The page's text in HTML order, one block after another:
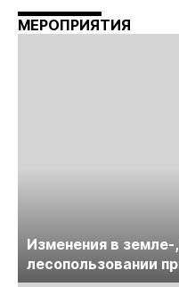
МЕРОПРИЯТИЯ
Изменения в
лесопользовании
обсудят на